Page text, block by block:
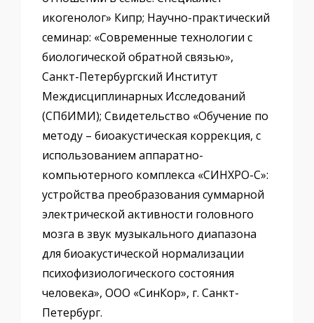
икогенолог» Кипр; Научно-практический
семинар: «Современные технологии с
биологической обратной связью»,
Санкт-Петербургский Институт
Междисциплинарных Исследований
(СПбИМИ); Свидетельство «Обучение по
методу – биоакустическая коррекция, с
использованием аппаратно-
компьютерного комплекса «СИНХРО-С»:
устройства преобразования суммарной
электрической активности головного
мозга в звук музыкального диапазона
для биоакустической нормализации
психофизиологического состояния
человека», ООО «СинКор», г. Санкт-
Петербург.